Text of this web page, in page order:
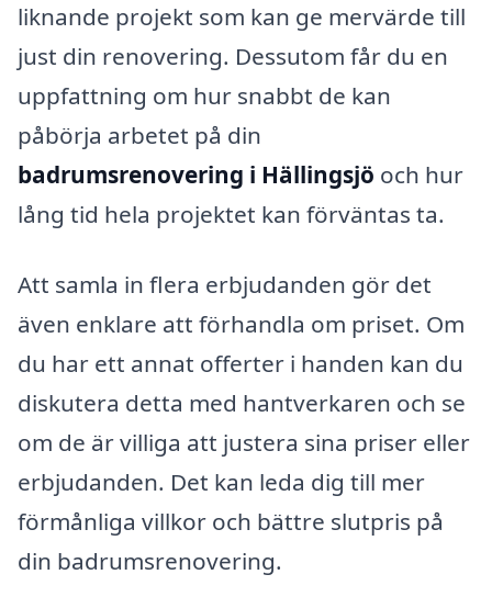
liknande projekt som kan ge mervärde till
just din renovering. Dessutom får du en
uppfattning om hur snabbt de kan
påbörja arbetet på din
badrumsrenovering i Hällingsjö och hur
lång tid hela projektet kan förväntas ta.
Att samla in flera erbjudanden gör det
även enklare att förhandla om priset. Om
du har ett annat offerter i handen kan du
diskutera detta med hantverkaren och se
om de är villiga att justera sina priser eller
erbjudanden. Det kan leda dig till mer
förmånliga villkor och bättre slutpris på
din badrumsrenovering.